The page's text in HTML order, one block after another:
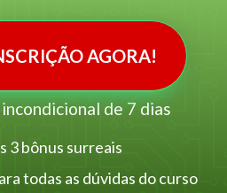
AGORA!
de 7 dias
3 bônus surreais
todas as dúvidas do curso